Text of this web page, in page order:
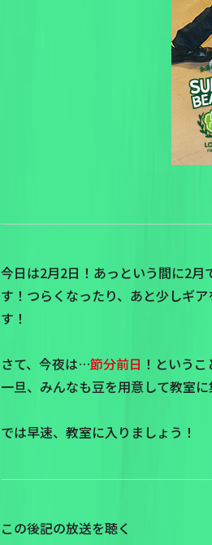
今日は2月2日！あっという間に2
す！つらくなったり、あと少しギ
す！
さて、今夜は…節分前日 ！というこ
一旦、みんなも豆を用意して教室に
では早速、教室に入りましょう！
この後記の放送を聴く